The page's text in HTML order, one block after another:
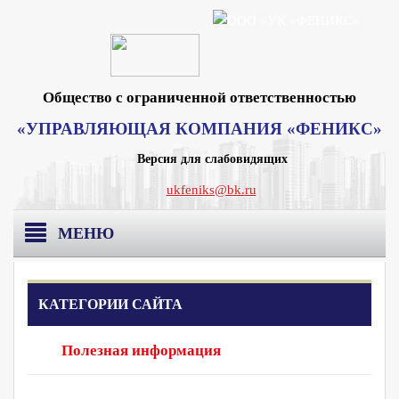
Общество с ограниченной ответственностью
«УПРАВЛЯЮЩАЯ КОМПАНИЯ «ФЕНИКС»
Версия для слабовидящих
ukfeniks@bk.ru
МЕНЮ
Главная
О компании
Реквизиты Москва
Раскрытие информации
КАТЕГОРИИ САЙТА
Полезная информация